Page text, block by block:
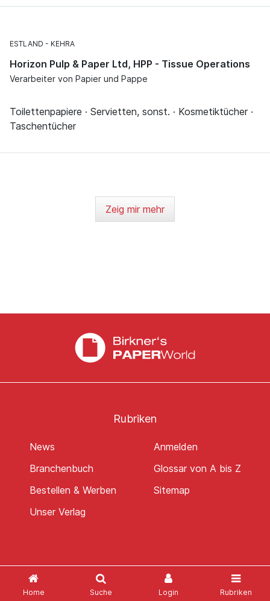
Home Suche Login Rubriken
ESTLAND KEHRA
Horizon Pulp & Paper Ltd, HPP - Tissue Operations
Verarbeiter von Papier und Pappe
Toilettenpapiere · Servietten, sonst. · Kosmetiktücher ·
Taschentücher
Zeig mir mehr
Rubriken
News
Branchenbuch
Bestellen & Werben
Unser Verlag
Anmelden
Glossar von A bis Z
Sitemap
Social Media